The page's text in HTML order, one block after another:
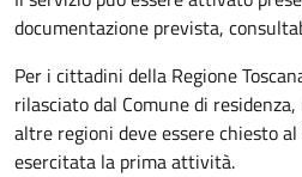
documentazione prevista,
Per i cittadini della Regione
rilasciato dal Comune di
altre regioni deve essere chiesto
esercitata la prima attività.